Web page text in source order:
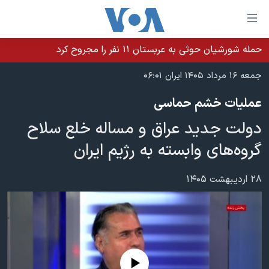
لینکهای
قابل
دسترسی
جهش
محتوای
اصلی
جهش
اصلی
جهش
خانه
نسخه سبک وب‌سایت
موضوع ها
ایران
آمریکا
ورزشی
ویژه برنامه‌ها
برنامه های تلویزیونی
جدول برنامه ها
صفحه‌های ویژه
جام جهانی ۲۰۲۶
عملیات خشم حماسی
بایگانی برنامه‌های تلویزیونی
فرکانس‌های صدای آمریکا
پخش رادیویی
یادگیری زبان انگلیسی
حمله شورشیان حوثی به عربستان ۱۱ نفر را مجروح کرد
جمعه ۱۶ مرداد ۱۴۰۵ ایران ۰۶:۰۱
عملیات خشم حماسی
دولت جدید عراق و مساله خلع سلاح
گروه‌های وابسته به رژیم ایران
۲۸ اردیبهشت ۱۴۰۵
No media source currently available